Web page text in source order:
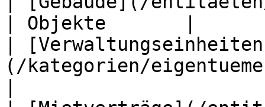
| Objekte       |
|
(/kategorien/